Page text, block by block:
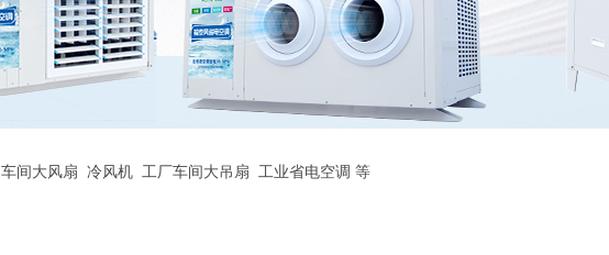
车间大风扇 冷风机 工厂车间大吊扇 工业省电空调 等